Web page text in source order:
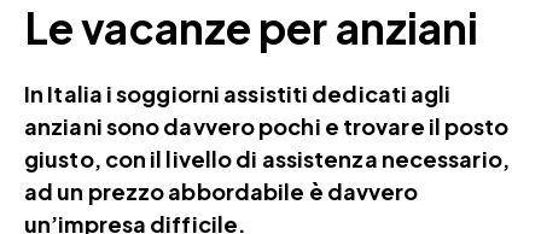
Le vacanze per anziani
In Italia i soggiorni assistiti dedicati agli
anziani sono davvero pochi e trovare il posto
giusto, con il livello di assistenza necessario,
ad un prezzo abbordabile è davvero
un’impresa difficile.